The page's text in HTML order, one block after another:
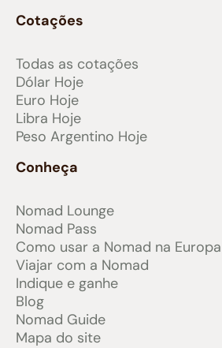
Cotações
Todas as cotações
Dólar Hoje
Euro Hoje
Libra Hoje
Peso Argentino Hoje
Conheça
Nomad Lounge
Nomad Pass
Como usar a Nomad na Europa
Viajar com a Nomad
Indique e ganhe
Blog
Nomad Guide
Mapa do site